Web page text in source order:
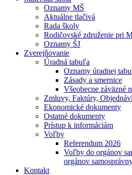
Oznamy MŠ
Aktuálne tlačivá
Rada školy
Rodičovské združenie pri
Oznamy ŠJ
Zverejňovanie
Úradná tabuľa
Oznamy úradnej
Zásady a smernice
Všeobecne záväzné
Zmluvy, Faktúry,
Ekonomické dokumenty
Ostatné dokumenty
Prístup k informáciám
Voľby
Referendum 2026
Voľby do orgánov
orgánov
Kontakt